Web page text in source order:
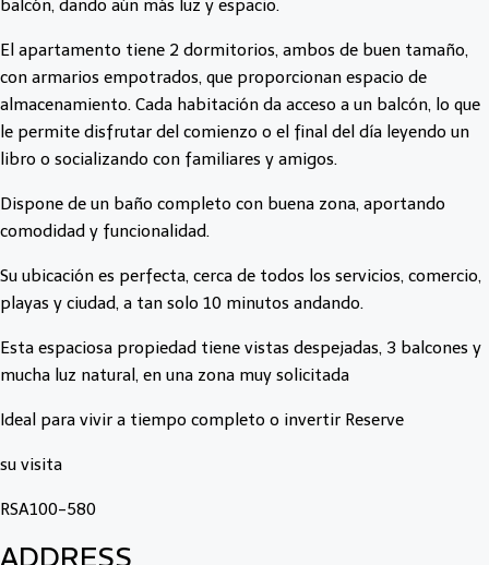
balcón, dando aún más luz y espacio.
El apartamento tiene 2 dormitorios, ambos de buen tamaño,
con armarios empotrados, que proporcionan espacio de
almacenamiento. Cada habitación da acceso a un balcón, lo que
le permite disfrutar del comienzo o el final del día leyendo un
libro o socializando con familiares y amigos.
Dispone de un baño completo con buena zona, aportando
comodidad y funcionalidad.
Su ubicación es perfecta, cerca de todos los servicios, comercio,
playas y ciudad, a tan solo 10 minutos andando.
Esta espaciosa propiedad tiene vistas despejadas, 3 balcones y
mucha luz natural, en una zona muy solicitada
Ideal para vivir a tiempo completo o invertir Reserve
su visita
RSA100-580
ADDRESS